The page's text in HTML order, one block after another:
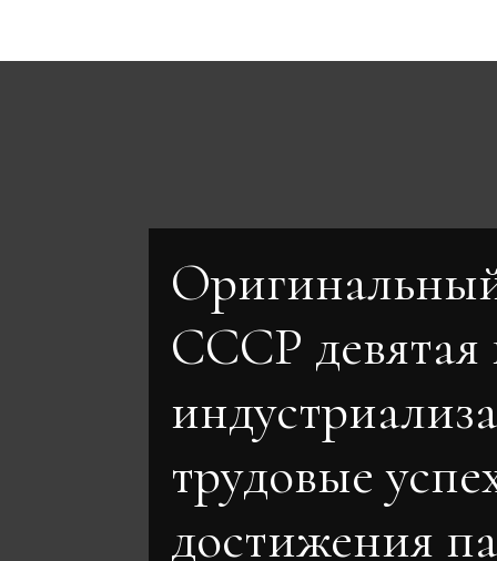
СССР девятая
трудовые
достижения